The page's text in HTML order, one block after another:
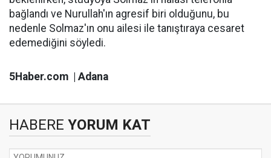
bağlandı ve Nurullah'ın agresif biri olduğunu, bu
nedenle Solmaz'ın onu ailesi ile tanıştıraya cesaret
edemediğini söyledi.
5Haber.com | Adana
HABERE YORUM KAT